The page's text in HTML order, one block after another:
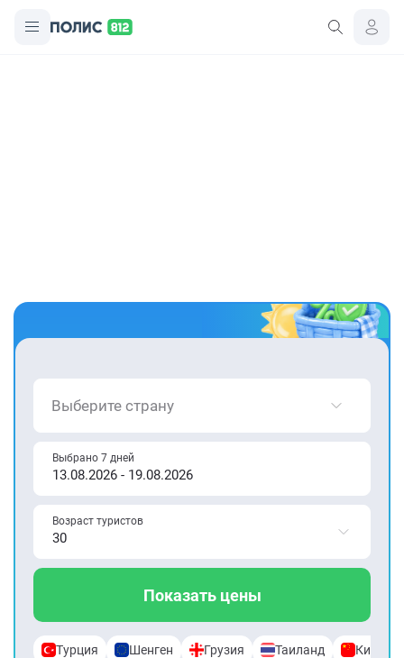
Выберите страну
Выбрано 7 дней
Возраст туристов
Показать цены
Турция Шенген Грузия Таиланд Китай